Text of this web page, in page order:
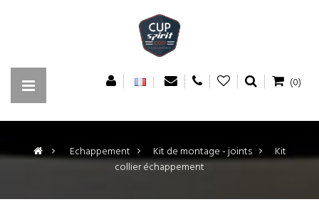
(0)
> Echappement > Kit de montage - joints >
Kit
collier échappement